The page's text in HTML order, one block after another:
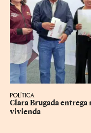
POLÍTICA
Clara Brugada entrega
vivienda